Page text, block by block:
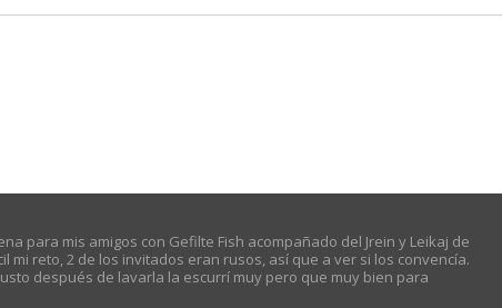
para mis amigos con Gefilte Fish acompañado del Jrein y Leikaj de
reto, 2 de los invitados eran rusos, así que a ver si los convencía.
después de lavarla la escurrí muy pero que muy bien para